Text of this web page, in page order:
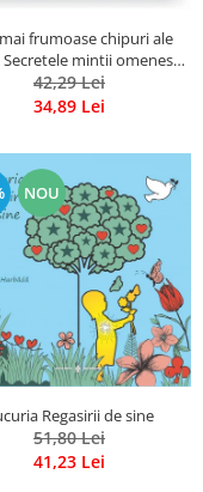
frumoase chipuri ale
mintii omenesti
marelui initiat, Rumi
42,29 Lei
34,89 Lei
NOU
Regasirii de sine
51,80 Lei
41,23 Lei